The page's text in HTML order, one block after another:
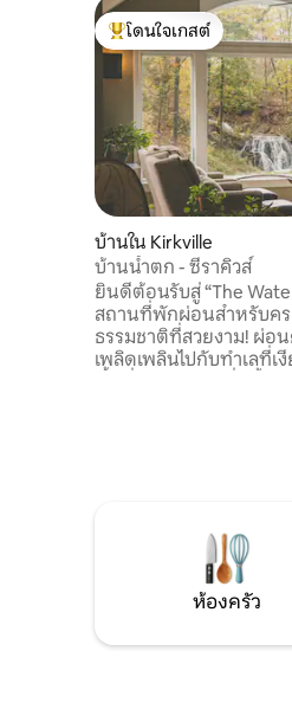
โดนใจเกสต์ที่สุด
โดนใจเกสต์
บ้านใน Kirkville
บ้านน้ำตก - ซีราคิวส์
ยินดีต้อนรับสู่ “The
สถานที่พักผ่อนสำหรับค
ธรรมชาติที่สวยงาม! ผ่อนคลายและ
เพลิดเพลินไปกับทำเลที่
บ้านแบบเปิดโล่งหลังนี้เ
แบบสำหรับการรวมตัวกั
ป่าจากทุกหน้าต่างในบ้า
ห้องครัว